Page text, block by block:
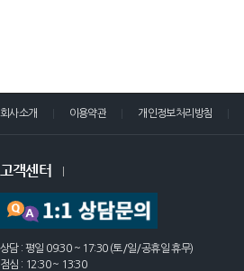
회사소개 이용약관 개인정보처리방침
고객센터
상담 : 평일 09:30 ~ 17:30 (토/일/공휴일 휴무)
점심 : 12:30 ~ 13:30